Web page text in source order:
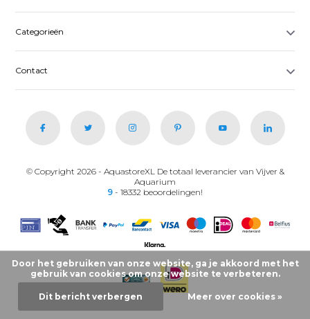
Categorieën
Contact
© Copyright 2026 - AquastoreXL De totaal leverancier van Vijver &
Aquarium
9 - 18332 beoordelingen!
Door het gebruiken van onze website, ga je akkoord met het
gebruik van cookies om onze website te verbeteren.
Dit bericht verbergen Meer over cookies »